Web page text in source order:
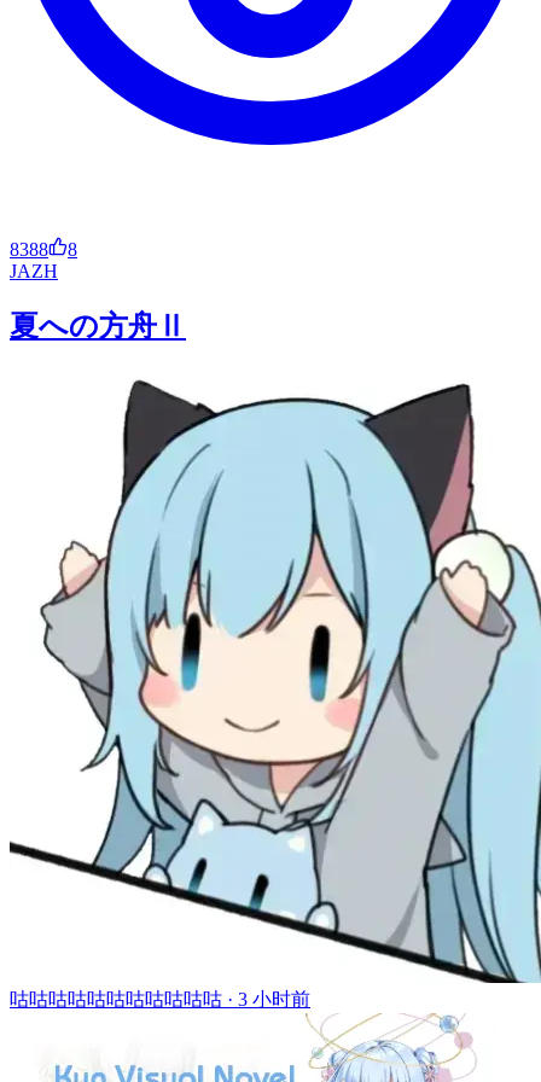
8388
8
JAZH
夏への方舟Ⅱ
咕咕咕咕咕咕咕咕咕咕咕 · 3 小时前